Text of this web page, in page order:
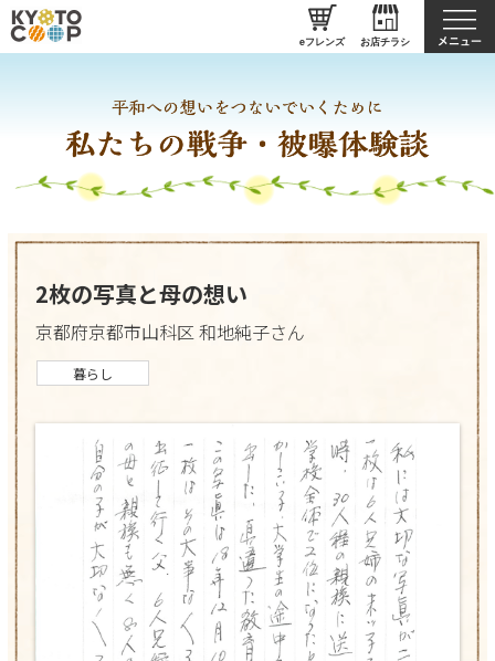
eフレンズ お店チラシ
私たちのとりくみ
2枚の写真と母の想い
京都府京都市山科区 和地純子さん
暮らし